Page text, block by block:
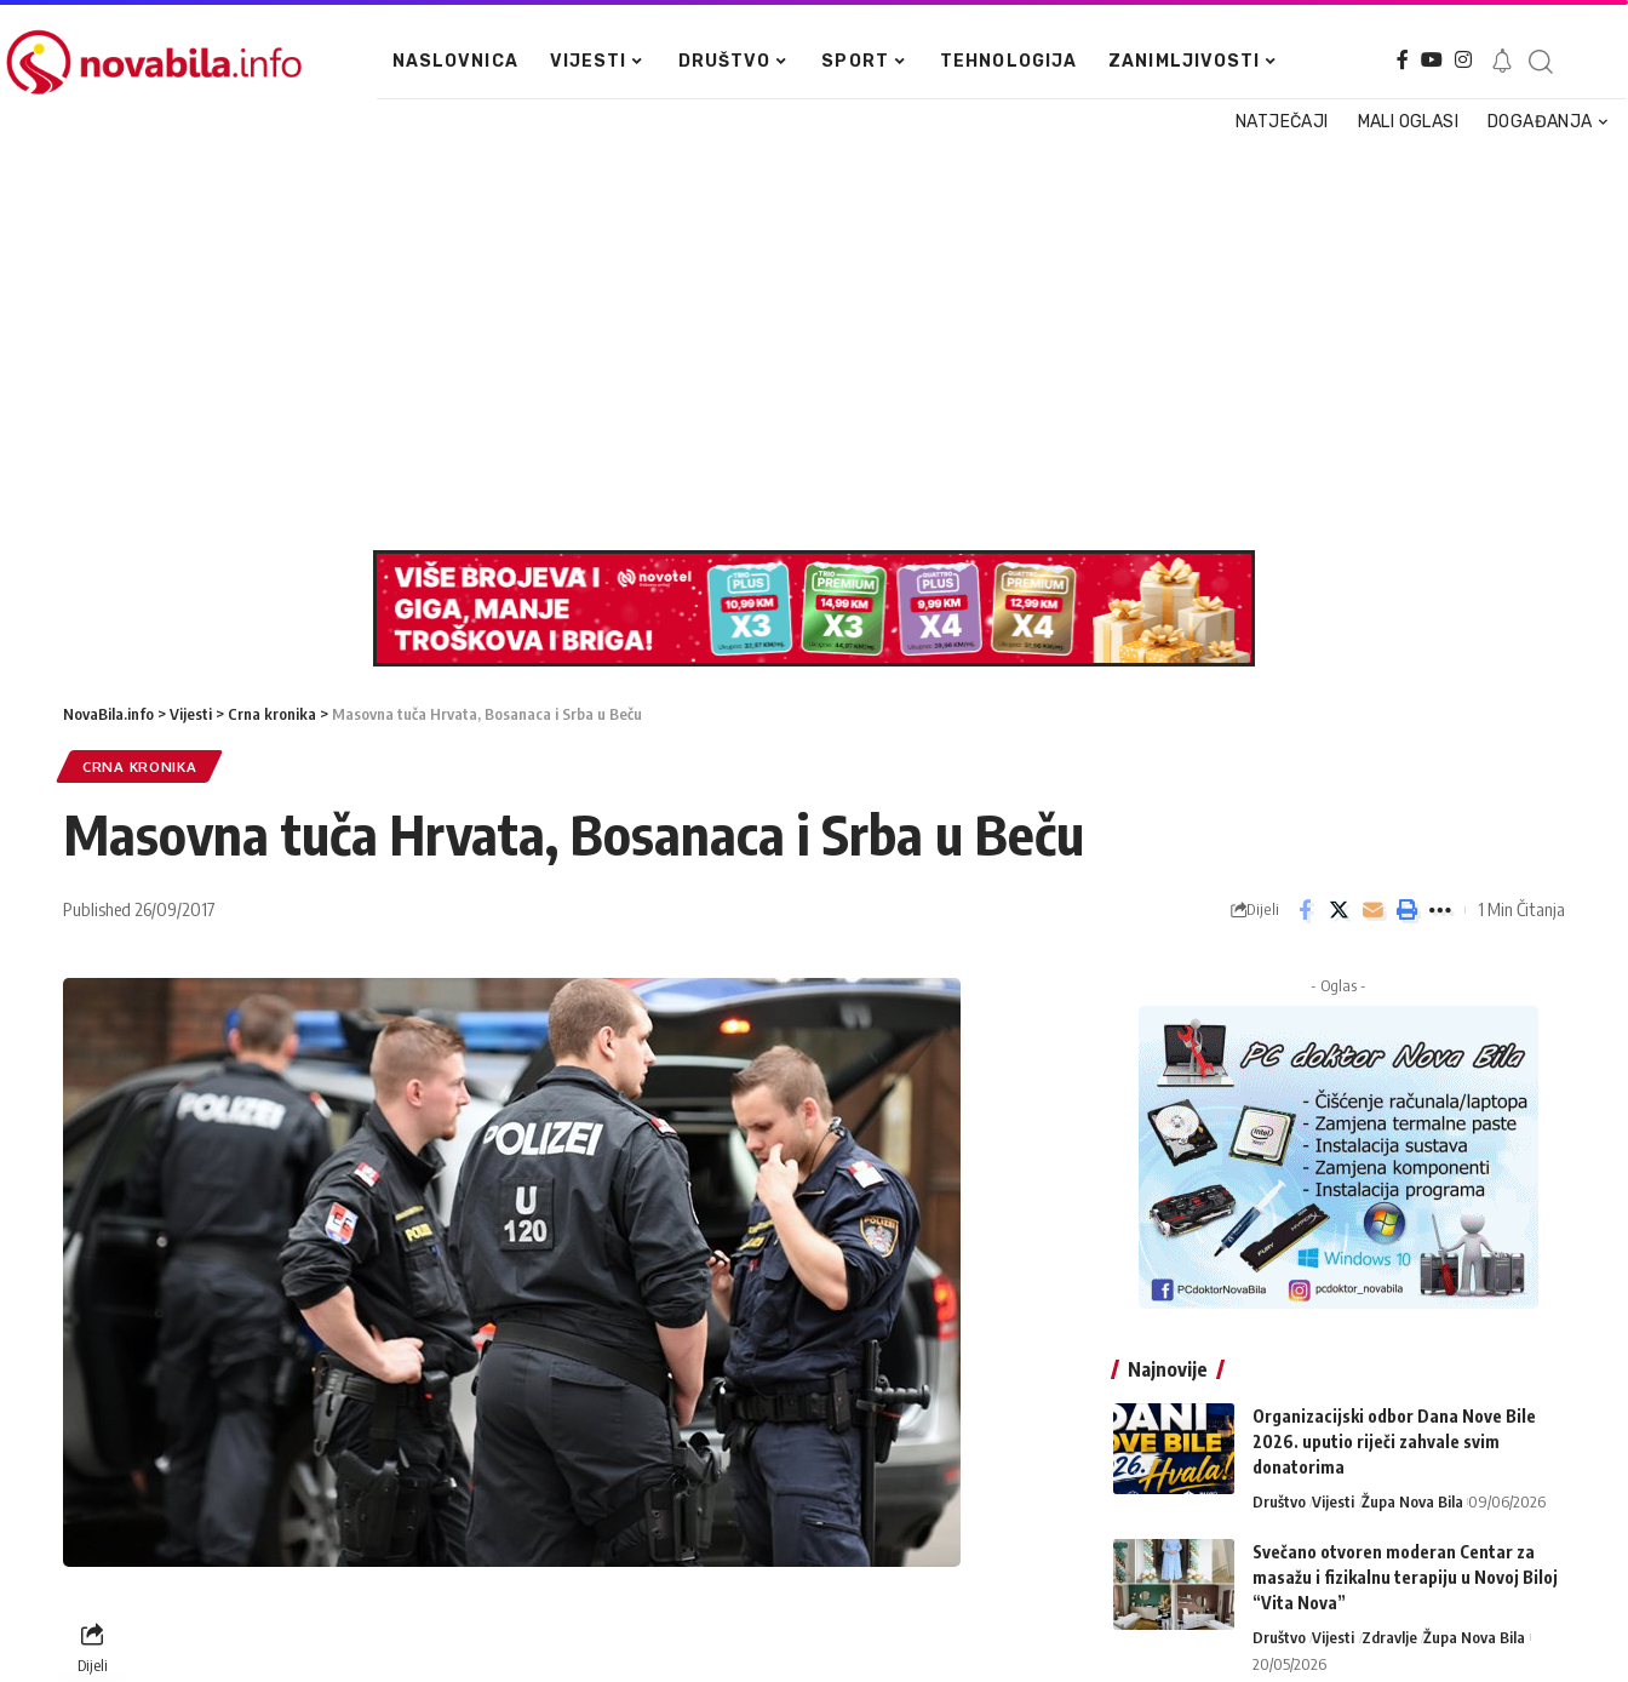
NASLOVNICA VIJESTI DRUŠTVO SPORT TEHNOLOGIJA ZANIMLJIVOSTI
NATJEČAJI MALI OGLASI DOGAĐANJA
NovaBila.info >Vijesti > Crna kronika > Masovna tuča Hrvata, Bosanaca i Srba u Beču
CRNA KRONIKA
Masovna tuča Hrvata, Bosanaca i Srba u Beču
Published 26/09/2017 Dijeli 1 Min Čitanja
Dijeli
- Oglas -
Najnovije
Organizacijski odbor Dana Nove Bile
2026. uputio riječi zahvale svim
donatorima
Društvo Vijesti Župa Nova Bila 09/06/2026
Svečano otvoren moderan Centar za
masažu i fizikalnu terapiju u Novoj Biloj
“Vita Nova”
Društvo Vijesti Zdravlje Župa Nova Bila
20/05/2026